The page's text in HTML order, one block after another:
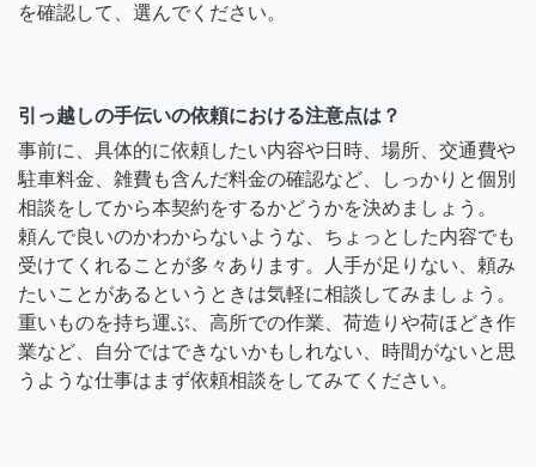
を確認して、選んでください。
引っ越しの手伝いの依頼における注意点は？
事前に、具体的に依頼したい内容や日時、場所、交通費や
駐車料金、雑費も含んだ料金の確認など、しっかりと個別
相談をしてから本契約をするかどうかを決めましょう。
頼んで良いのかわからないような、ちょっとした内容でも
受けてくれることが多々あります。人手が足りない、頼み
たいことがあるというときは気軽に相談してみましょう。
重いものを持ち運ぶ、高所での作業、荷造りや荷ほどき作
業など、自分ではできないかもしれない、時間がないと思
うような仕事はまず依頼相談をしてみてください。